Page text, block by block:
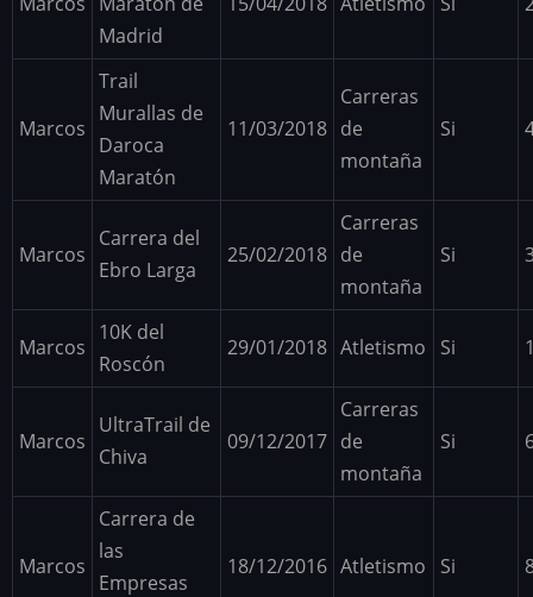
Madrid
Marcos
Trail
Murallas de
Daroca
Maratón
11/03/2018
Carreras
de
montaña
Si
Marcos
Carrera del
Ebro Larga
25/02/2018
Carreras
de
montaña
Si
Marcos
10K del
Roscón
29/01/2018 Atletismo Si
Marcos
UltraTrail de
Chiva
09/12/2017
Carreras
de
montaña
Si
Marcos
Carrera de
las
Empresas
18/12/2016 Atletismo Si